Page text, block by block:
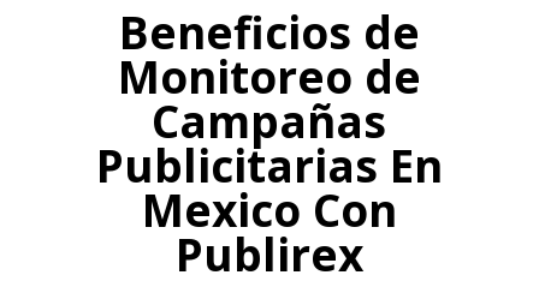
Beneficios de
Monitoreo de
Campañas
Publicitarias En
Mexico Con
Publirex